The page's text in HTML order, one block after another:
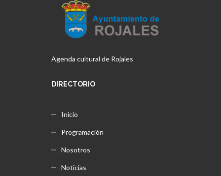
Agenda cultural de Rojales
DIRECTORIO
Inicio
Programación
Nosotros
Noticias